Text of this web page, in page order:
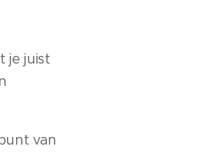
je juist
van